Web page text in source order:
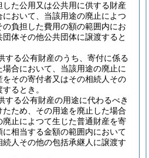
た公用又は公共用に供する財産
おいて、当該用途の廃止によつ
負担した費用の額の範囲内にお
体その他公共団体に譲渡すると
する公有財産のうち、寄付に係る
合において、当該用途の廃止に
をその寄付者又はその相続人その
るとき。
する公有財産の用途に代わるべき
ため、その用途を廃止した場合
止によつて生じた普通財産を寄
相当する金額の範囲内において
人その他の包括承継人に譲渡す